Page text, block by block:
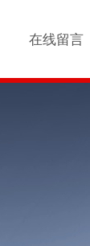
在线留言